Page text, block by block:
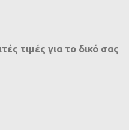
τιμές για το δικό σας